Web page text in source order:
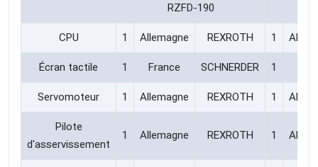
RZFD-190
CPU 1 Allemagne REXROTH 1
Écran tactile 1 France SCHNERDER 1
Servomoteur 1 Allemagne REXROTH 1
Pilote
d'asservissement
1 Allemagne REXROTH 1